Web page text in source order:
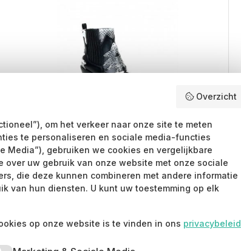
–
meerdere
Sergio Todzi Zwart-Witte
Western Boots Straatstijl –
Zwarte Enkellaarsjes – Edgy &
Bold
€39.95
heeft
Overzicht
om het verkeer naar onze site te meten
te personaliseren en sociale media-functies
Media”), gebruiken we cookies en vergelijkbare
uw gebruik van onze website met onze sociale
die deze kunnen combineren met andere informatie
van hun diensten. U kunt uw toestemming op elk
op onze website is te vinden in ons privacybeleid